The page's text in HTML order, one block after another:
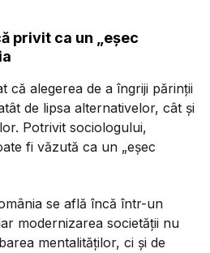
privit ca un „eșec
că alegerea de a îngriji părinții
de lipsa alternativelor, cât și
Potrivit sociologului,
fi văzută ca un „eșec
se află încă într-un
modernizarea societății nu
mentalităților, ci și de